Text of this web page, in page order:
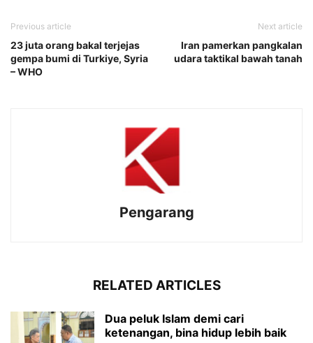
Previous article
23 juta orang bakal terjejas
gempa bumi di Turkiye, Syria
– WHO
Next article
Iran pamerkan pangkalan
udara taktikal bawah tanah
Pengarang
RELATED ARTICLES
Dua peluk Islam demi cari
ketenangan, bina hidup lebih baik